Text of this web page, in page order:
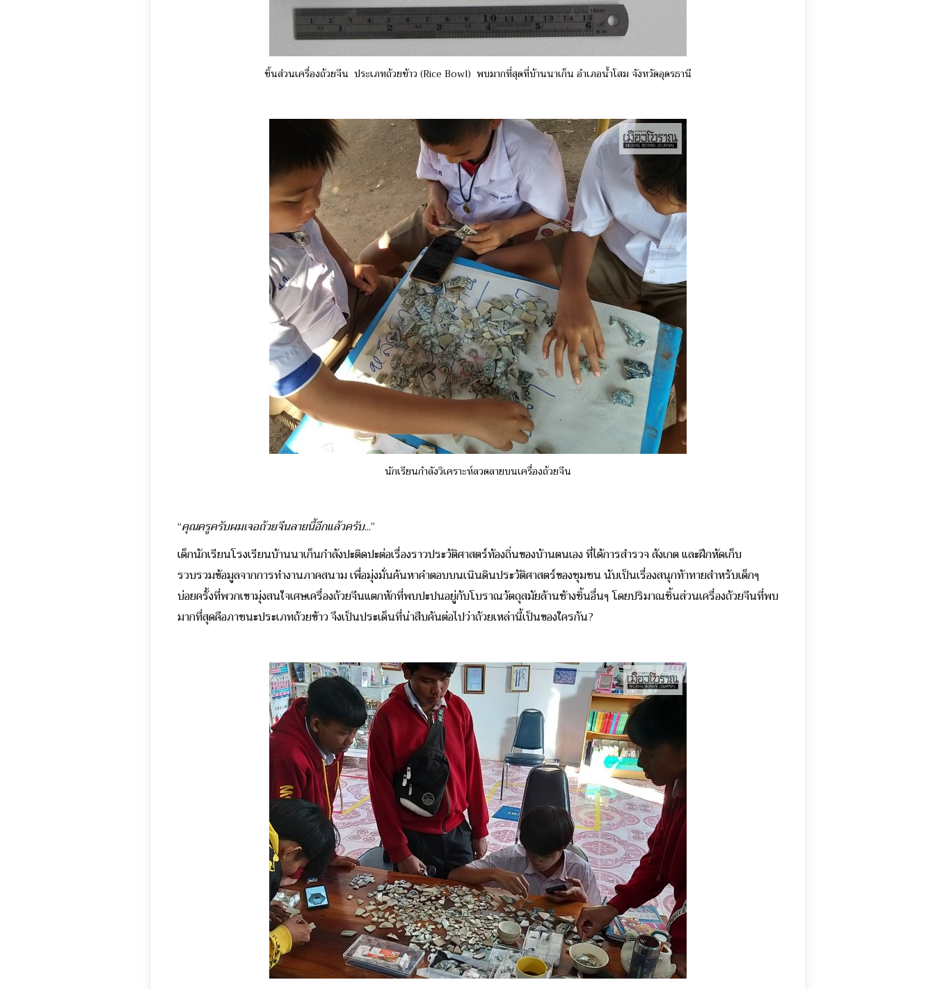
ชิ้นส่วนเครื่องถ้วยจีน ประเภทถ้วยข้าว (Rice Bowl) พบมากที่สุดที่บ้านนาเก็น อำเภอน้ำโสม จังหวัดอุดรธานี
นักเรียนกำลังวิเคราะห์ลวดลายบนเครื่องถ้วยจีน
“คุณครูครับผมเจอถ้วยจีนลายนี้อีกแล้วครับ...”
เด็กนักเรียนโรงเรียนบ้านนาเก็นกำลังปะติดปะต่อเรื่องราวประวัติศาสตร์ท้องถิ่นของบ้านตนเอง ที่ได้การสำรวจ สังเกต และฝึกหัดเก็บ
รวบรวมข้อมูลจากการทำงานภาคสนาม เพื่อมุ่งมั่นค้นหาคำตอบบนเนินดินประวัติศาสตร์ของชุมชน นับเป็นเรื่องสนุกท้าทายสำหรับเด็กๆ
บ่อยครั้งที่พวกเขามุ่งสนใจเศษเครื่องถ้วยจีนแตกหักที่พบปะปนอยู่กับโบราณวัตถุสมัยล้านช้างชิ้นอื่นๆ โดยปริมาณชิ้นส่วนเครื่องถ้วยจีนที่พบ
มากที่สุดคือภาชนะประเภทถ้วยข้าว จึงเป็นประเด็นที่น่าสืบค้นต่อไปว่าถ้วยเหล่านี้เป็นของใครกัน?